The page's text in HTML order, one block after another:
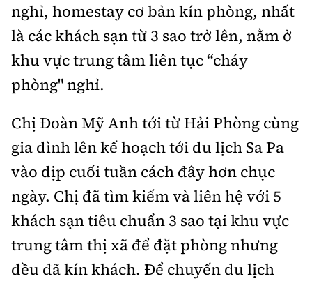
nghỉ, homestay cơ bản kín phòng, nhất
là các khách sạn từ 3 sao trở lên, nằm ở
khu vực trung tâm liên tục “cháy
phòng" nghỉ.
Chị Đoàn Mỹ Anh tới từ Hải Phòng cùng
gia đình lên kế hoạch tới du lịch Sa Pa
vào dịp cuối tuần cách đây hơn chục
ngày. Chị đã tìm kiếm và liên hệ với 5
khách sạn tiêu chuẩn 3 sao tại khu vực
trung tâm thị xã để đặt phòng nhưng
đều đã kín khách. Để chuyến du lịch